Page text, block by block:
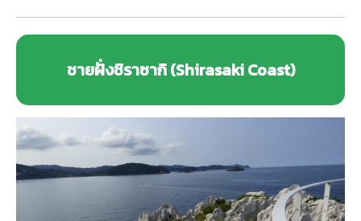
ชายฝั่งชิราซากิ (Shirasaki Coast)